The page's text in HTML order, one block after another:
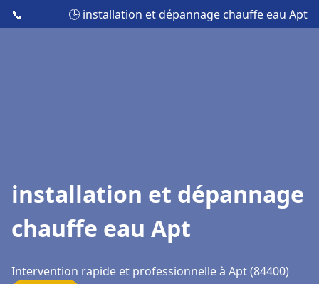
📞 🕒 installation et dépannage chauffe eau Apt
installation et dépannage
chauffe eau Apt
Intervention rapide et professionnelle à Apt (84400)